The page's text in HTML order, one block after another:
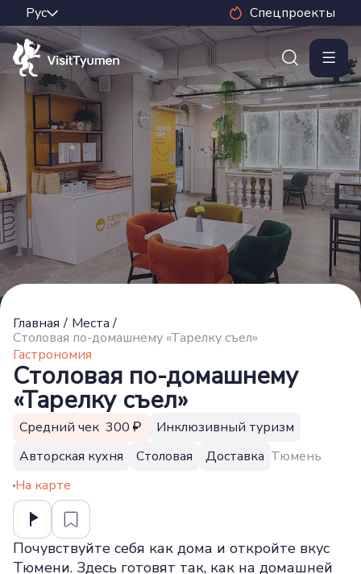
Спецпроекты
Главная / Места /
Столовая по-домашнему «Тарелку съел»
Гастрономия
Столовая по-домашнему
«Тарелку съел»
Средний чек 300
Инклюзивный туризм
Авторская кухня
Столовая Доставка Тюмень
На карте
Почувствуйте себя как дома и откройте вкус
Тюмени. Здесь готовят так, как на домашней